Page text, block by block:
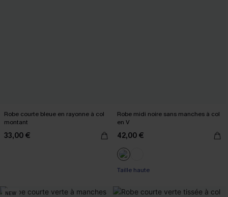
Robe courte bleue en rayonne à col
montant
33,00 €
Robe midi noire sans manches à col
en V
42,00 €
Taille haute
NEW